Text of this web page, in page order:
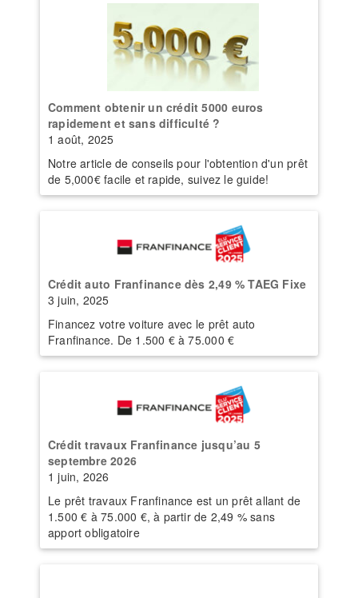
Comment obtenir un crédit 5000 euros
rapidement et sans difficulté ?
1 août, 2025
Notre article de conseils pour l'obtention d'un prêt
de 5,000€ facile et rapide, suivez le guide!
Crédit auto Franfinance dès 2,49 % TAEG Fixe
3 juin, 2025
Financez votre voiture avec le prêt auto
Franfinance. De 1.500 € à 75.000 €
Crédit travaux Franfinance jusqu’au 5
septembre 2026
1 juin, 2026
Le prêt travaux Franfinance est un prêt allant de
1.500 € à 75.000 €, à partir de 2,49 % sans
apport obligatoire